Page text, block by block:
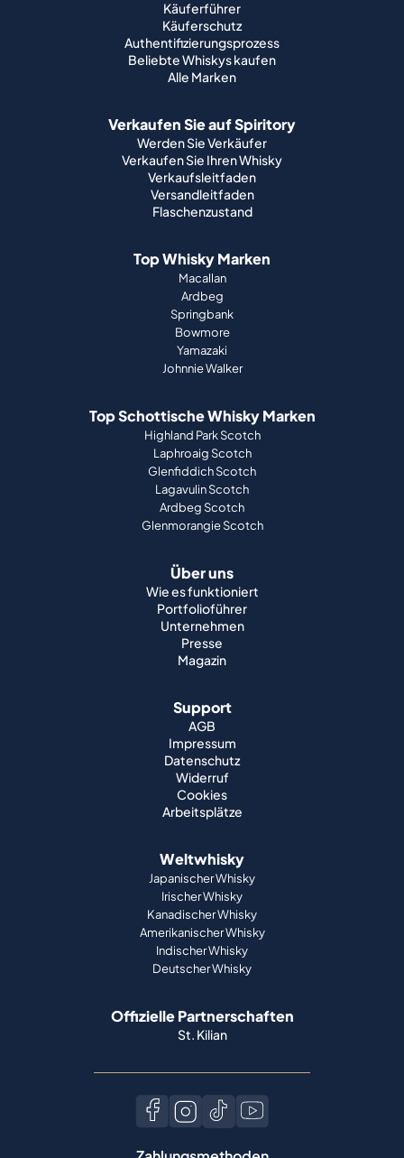
Käuferführer
Käuferschutz
Authentifizierungsprozess
Beliebte Whiskys kaufen
Alle Marken
Verkaufen Sie auf Spiritory
Werden Sie Verkäufer
Verkaufen Sie Ihren Whisky
Verkaufsleitfaden
Versandleitfaden
Flaschenzustand
Top Whisky Marken
Macallan
Ardbeg
Springbank
Bowmore
Yamazaki
Johnnie Walker
Top Schottische Whisky Marken
Highland Park Scotch
Laphroaig Scotch
Glenfiddich Scotch
Lagavulin Scotch
Ardbeg Scotch
Glenmorangie Scotch
Über uns
Wie es funktioniert
Portfolioführer
Unternehmen
Presse
Magazin
Support
AGB
Impressum
Datenschutz
Widerruf
Cookies
Arbeitsplätze
Weltwhisky
Japanischer Whisky
Irischer Whisky
Kanadischer Whisky
Amerikanischer Whisky
Indischer Whisky
Deutscher Whisky
Offizielle Partnerschaften
St. Kilian